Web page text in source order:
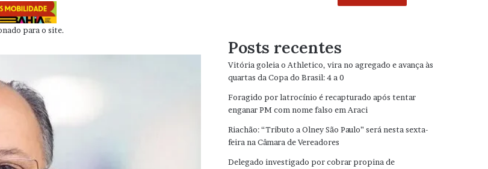
para o site.
Posts recentes
Vitória goleia o Athletico, vira no agregado e avança às
quartas da Copa do Brasil: 4 a 0
Foragido por latrocínio é recapturado após tentar
enganar PM com nome falso em Araci
Riachão: “Tributo a Olney São Paulo” será nesta sexta-
feira na Câmara de Vereadores
Delegado investigado por cobrar propina de